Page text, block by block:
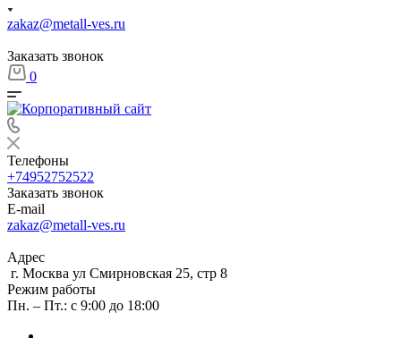
zakaz@metall-ves.ru
Заказать звонок
0
Телефоны
+74952752522
Заказать звонок
E-mail
zakaz@metall-ves.ru
Адрес
г. Москва ул Смирновская 25, стр 8
Режим работы
Пн. – Пт.: с 9:00 до 18:00